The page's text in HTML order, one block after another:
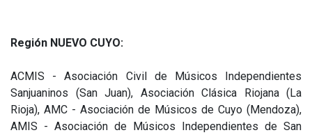
Región NUEVO CUYO:
ACMIS - Asociación Civil de Músicos Independientes
Sanjuaninos (San Juan), Asociación Clásica Riojana (La
Rioja), AMC - Asociación de Músicos de Cuyo (Mendoza),
AMIS - Asociación de Músicos Independientes de San